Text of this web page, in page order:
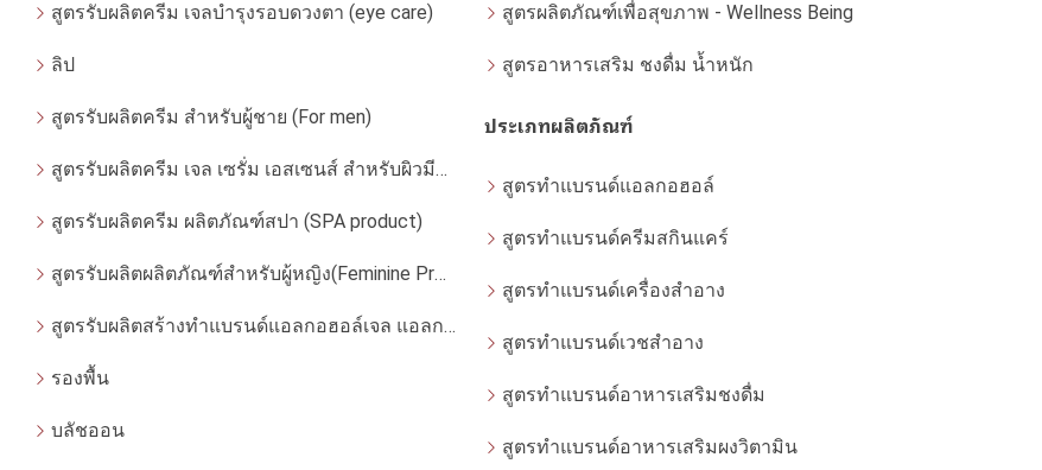
สูตรรับผลิตครีม เจลบำรุงรอบดวงตา (eye care)
ลิป
สูตรรับผลิตครีม สำหรับผู้ชาย (For men)
สูตรรับผลิตครีม เจล เซรั่ม เอสเซนส์ สำหรับผิวมีแนวโน้มแพ้ง่าย
สูตรรับผลิตครีม ผลิตภัณฑ์สปา (SPA product)
สูตรรับผลิตผลิตภัณฑ์สำหรับผู้หญิง(Feminine Product)
สูตรรับผลิตสร้างทำแบรนด์แอลกอฮอล์เจล แอลกกอฮอล์สเปรย์ ล้างมือ
รองพื้น
บลัชออน
สูตรผลิตภัณฑ์เพื่อสุขภาพ - Wellness Being
สูตรอาหารเสริม ชงดื่ม น้ำหนัก
ประเภทผลิตภัณฑ์
สูตรทำแบรนด์แอลกอฮอล์
สูตรทำแบรนด์ครีมสกินแคร์
สูตรทำแบรนด์เครื่องสำอาง
สูตรทำแบรนด์เวชสำอาง
สูตรทำแบรนด์อาหารเสริมชงดื่ม
สูตรทำแบรนด์อาหารเสริมผงวิตามิน